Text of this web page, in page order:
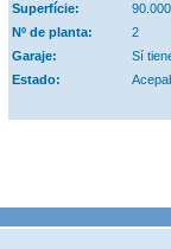
Superfície:
Nº de planta:
2
Garaje:
Sí
Estado: